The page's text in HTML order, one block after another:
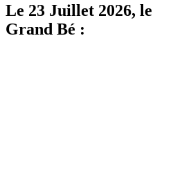
Le 23 Juillet 2026, le
Grand Bé :